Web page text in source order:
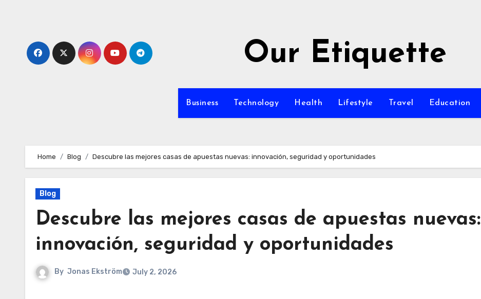
Our Etiquette
Business Technology Health Lifestyle Travel Education
Home Blog Descubre las mejores casas de apuestas nuevas: innovación, seguridad y oportunidades
Blog
Descubre las mejores casas de apuestas nuevas:
innovación, seguridad y oportunidades
By Jonas Ekström July 2, 2026